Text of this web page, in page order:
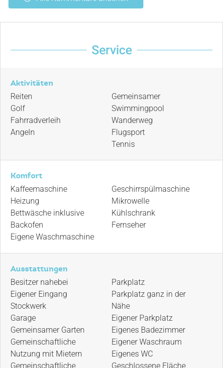
Service
Aktivitäten
Reiten
Golf
Fahrradverleih
Angeln
Gemeinsamer
Swimmingpool
Wanderweg
Flugsport
Tennis
Komfort
Kaffeemaschine
Heizung
Bettwäsche inklusive
Backofen
Eigene Waschmaschine
Geschirrspülmaschine
Mikrowelle
Kühlschrank
Fernseher
Ausstattungen
Besitzer nahebei
Eigener Eingang
Stockwerk
Garage
Gemeinsamer Garten
Gemeinschaftliche
Nutzung mit Mietern
Gemeinschaftliche
Parkplatz
Parkplatz ganz in der
Nähe
Eigener Parkplatz
Eigenes Badezimmer
Eigener Waschraum
Eigenes WC
Geschlossene Fläche